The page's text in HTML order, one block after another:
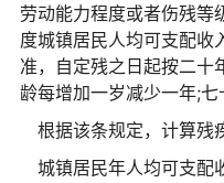
劳动能力程度或者伤残等
度城镇居民人均可支配收
准，自定残之日起按二十
龄每增加一岁减少一年;
根据该条规定，计算残
城镇居民年人均可支配